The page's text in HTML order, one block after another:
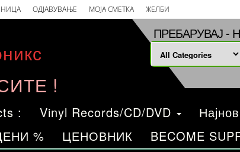
ОДЈАВУВАЊЕ МОЈА СМЕТКА ЖЕЛБИ
!
ПРЕБАРУВАЈ -
: Vinyl Records/CD/DVD
%
ЦЕНОВНИК BECOME